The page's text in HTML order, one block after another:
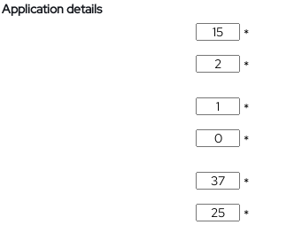
Application details
*
*
*
*
*
*